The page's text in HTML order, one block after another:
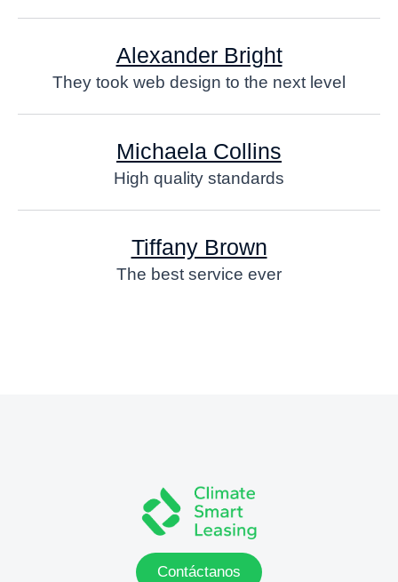
Alexander Bright
They took web design to the next level
Michaela Collins
High quality standards
Tiffany Brown
The best service ever
Contáctanos